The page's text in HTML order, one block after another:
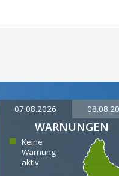
07.08.2026
WARNUNGEN
Keine
Warnung
aktiv